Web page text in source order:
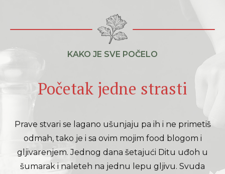
KAKO JE SVE POČELO
Početak jedne strasti
Prave stvari se lagano ušunjaju pa ih i ne primetiš
odmah, tako je i sa ovim mojim food blogom i
gljivarenjem. Jednog dana šetajući Ditu uđoh u
šumarak i naleteh na jednu lepu gljivu. Svuda